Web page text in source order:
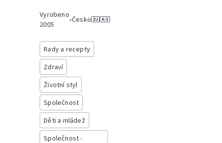
Vyrobeno
2005
•Česko
Rady a recepty
Zdraví
Životní styl
Společnost
Děti a mládež
Společnost -